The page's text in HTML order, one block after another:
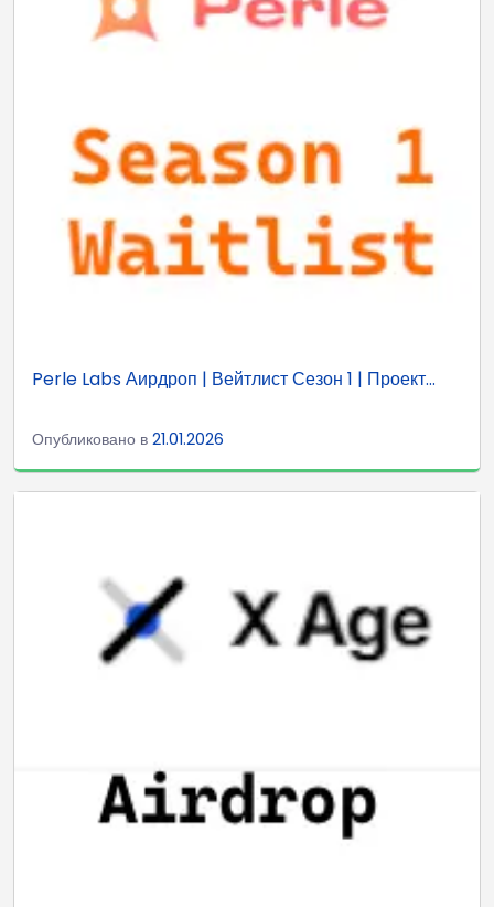
Perle Labs Аирдроп | Вейтлист Сезон 1 | Проект...
Опубликовано в 21.01.2026